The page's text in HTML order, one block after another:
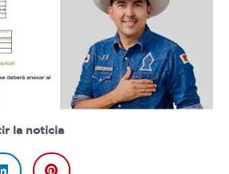
la noticia